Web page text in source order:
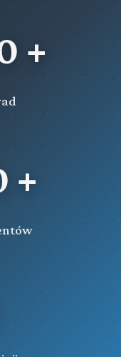
+
+